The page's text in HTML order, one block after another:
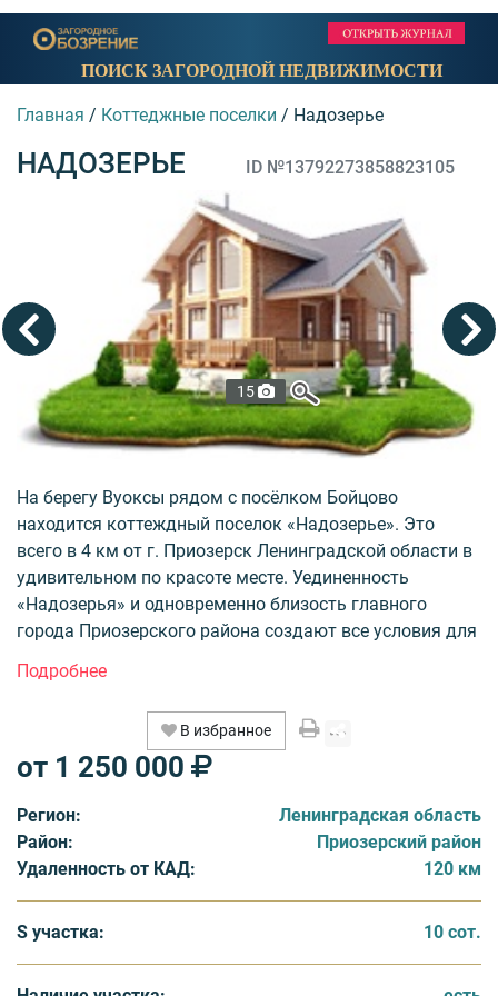
ПОИСК ЗАГОРОДНОЙ НЕДВИЖИМОСТИ
Главная / Коттеджные поселки / Надозерье
НАДОЗЕРЬЕ ID №13792273858823105
15
На берегу Вуоксы рядом с посёлком Бойцово
находится коттеждный поселок «Надозерье». Это
всего в 4 км от г. Приозерск Ленинградской области в
удивительном по красоте месте. Уединенность
«Надозерья» и одновременно близость главного
города Приозерского района создают все условия для
великолепной природы.
Общая площадь коттеждного поселка «Надозерье»
6,24 га. На территории запланировано 32 участка от 10
собственный выход к воде. Стоимость сотки от 125
000 рублей, возможна рассрочка платежа.
Поселок строится в единой «сказочно-скандинавская»
архитектурная концепция, которая удивительно
В избранное
от 1 250 000
Регион:
Ленинградская область
Район:
Приозерский район
Удаленность от КАД:
120 км
S участка: 10 сот.